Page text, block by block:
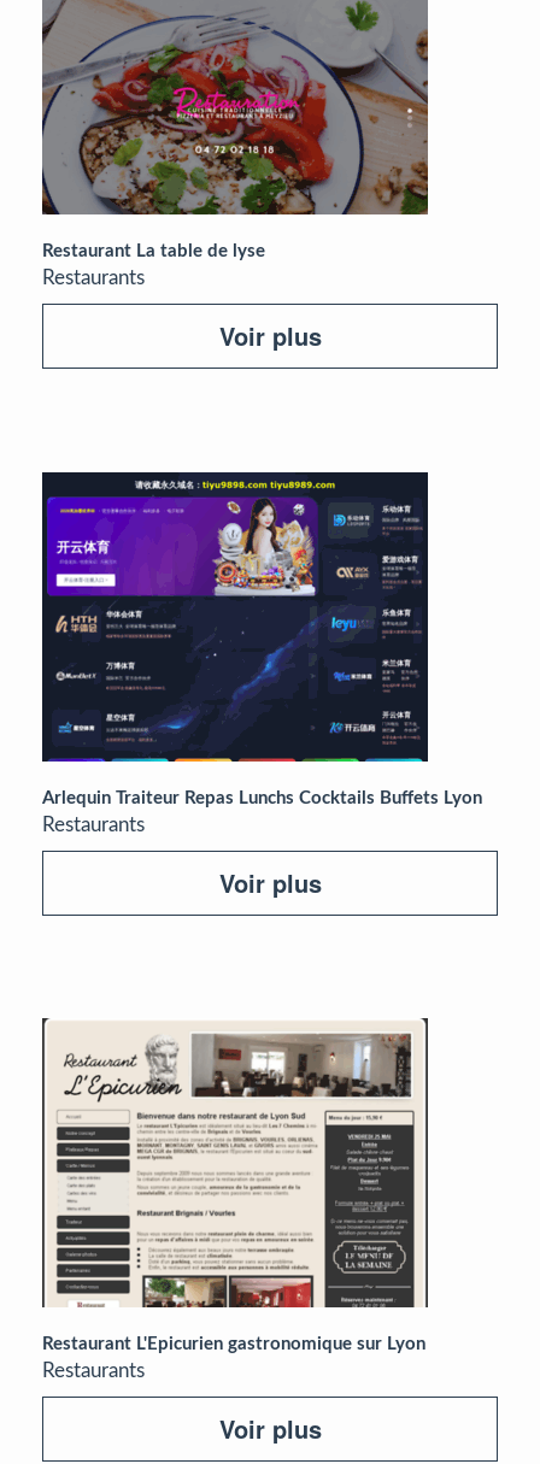
Restaurant La table de lyse
Restaurants
Voir plus
Arlequin Traiteur Repas Lunchs Cocktails Buffets Lyon
Restaurants
Voir plus
Restaurant L'Epicurien gastronomique sur Lyon
Restaurants
Voir plus